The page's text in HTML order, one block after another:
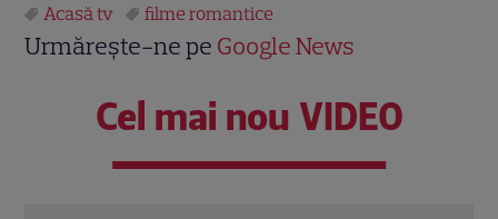
Acasă tv filme romantice
Urmărește-ne pe Google News
Cel mai nou VIDEO